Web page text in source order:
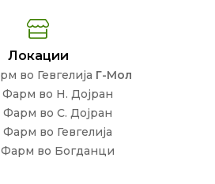
Локации
во Гевгелија Г-Мол
Фарм во Н. Дојран
Фарм во С. Дојран
во Гевгелија
Фарм во Богданци